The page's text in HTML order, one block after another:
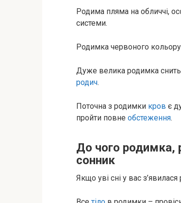
Родима пляма на обличчі,
системи.
Родимка червоного
Дуже велика родимка
родич.
Поточна з родимки кров є
пройти повне обстеження.
До чого родимка,
сонник
Якщо уві сні у вас